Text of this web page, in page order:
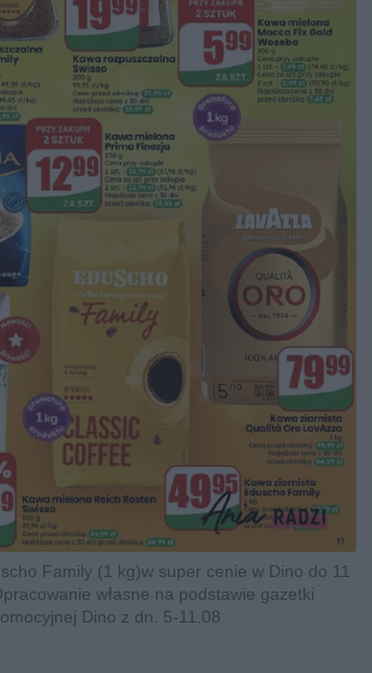
Family (1 kg)w super cenie w Dino do 11
własne na podstawie gazetki
Dino z dn. 5-11.08